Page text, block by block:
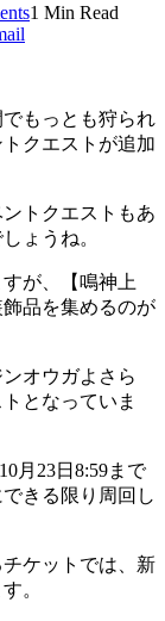
1 Min Read
もっとも狩られ
クエストが追加
トクエストもあ
ょうね。
が、【鳴神上
品を集めるのが
オウガよさら
となっていま
月23日8:59まで
きる限り周回し
ケットでは、新
。